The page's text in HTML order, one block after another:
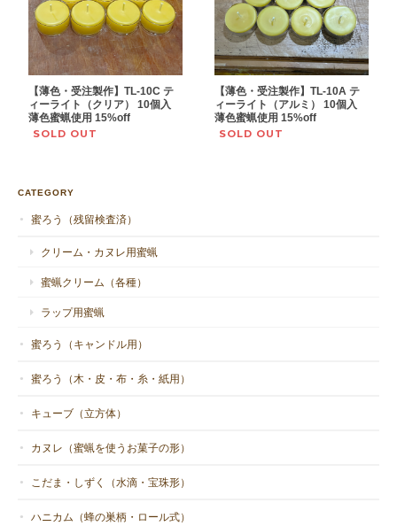
【薄色・受注製作】TL-10C テ
ィーライト（クリア） 10個入
薄色蜜蝋使用 15%off
SOLD OUT
【薄色・受注製作】TL-10A テ
ィーライト（アルミ） 10個入
薄色蜜蝋使用 15%off
SOLD OUT
CATEGORY
蜜ろう（残留検査済）
クリーム・カヌレ用蜜蝋
蜜蝋クリーム（各種）
ラップ用蜜蝋
蜜ろう（キャンドル用）
蜜ろう（木・皮・布・糸・紙用）
キューブ（立方体）
カヌレ（蜜蝋を使うお菓子の形）
こだま・しずく（水滴・宝珠形）
ハニカム（蜂の巣柄・ロール式）